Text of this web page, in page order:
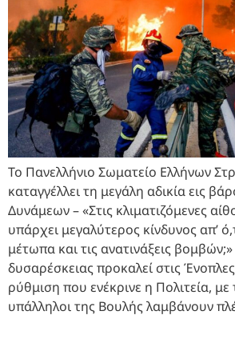
Το Πανελλήνιο Σωματείο Ελλήνων
καταγγέλλει τη μεγάλη αδικία εις
Δυνάμεων – «Στις κλιματιζόμενες
υπάρχει μεγαλύτερος κίνδυνος απ’
μέτωπα και τις ανατινάξεις
δυσαρέσκειας προκαλεί στις
ρύθμιση που ενέκρινε η Πολιτεία, με
υπάλληλοι της Βουλής λαμβάνουν